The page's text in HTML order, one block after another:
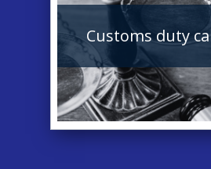
Customs duty